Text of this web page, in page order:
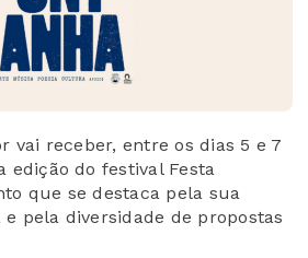
vai receber, entre os dias 5 e 7
edição do festival Festa
que se destaca pela sua
pela diversidade de propostas